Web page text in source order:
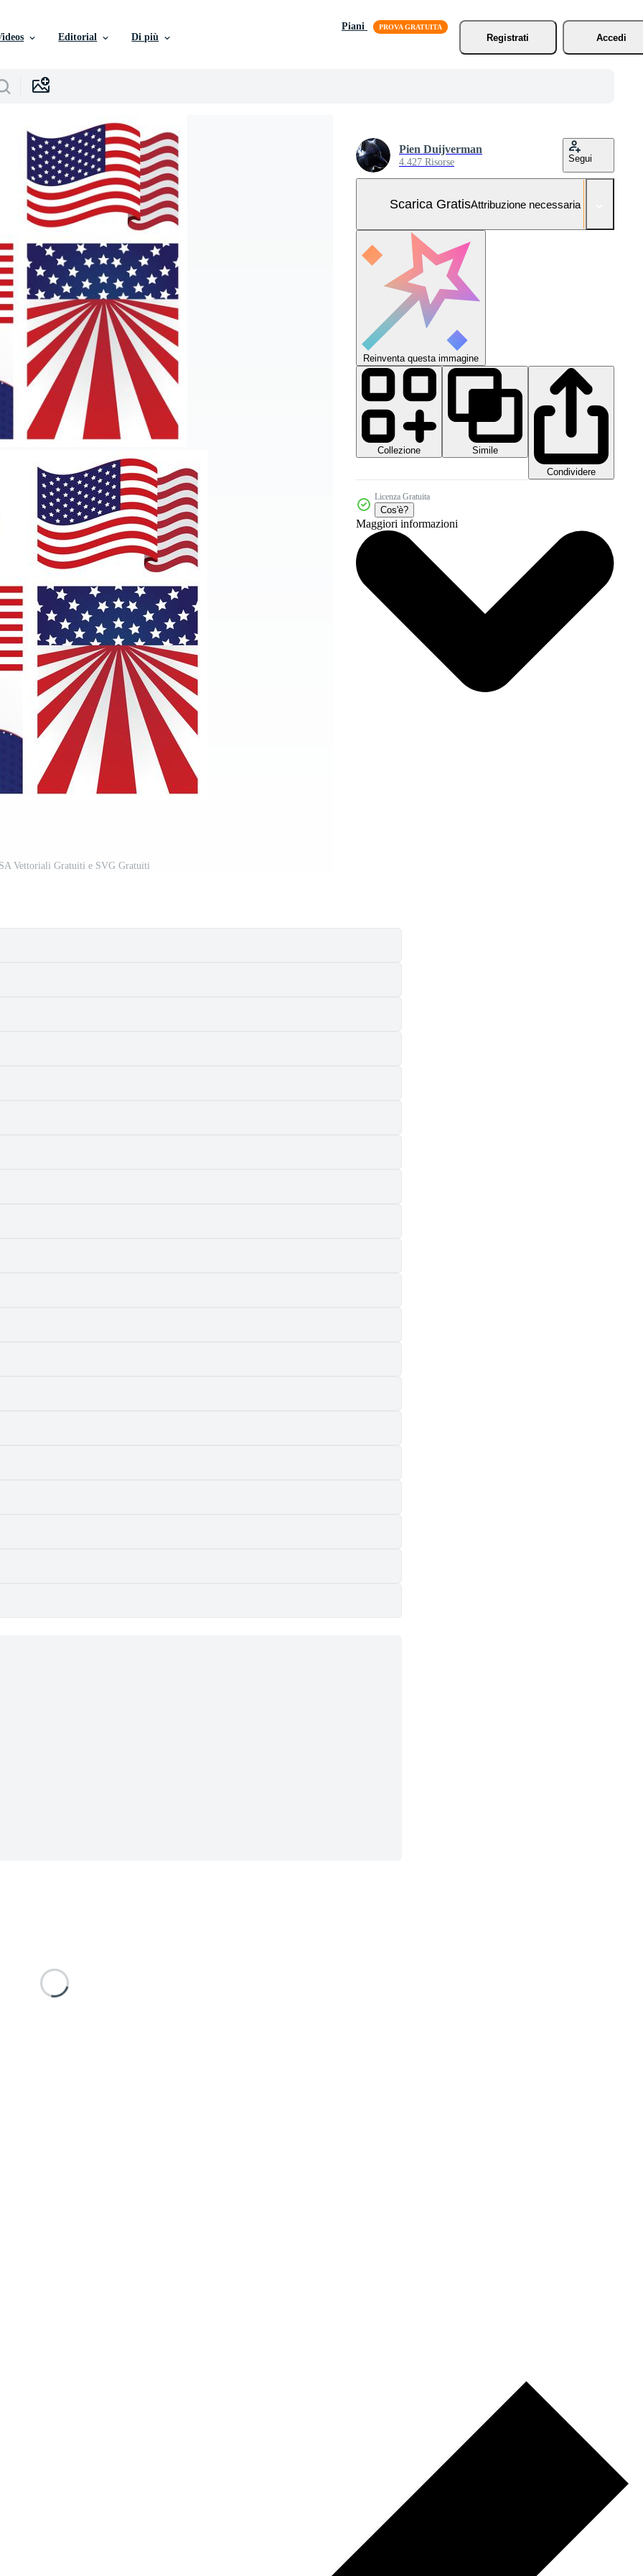
Editorial Di più
Piani
Registrati
Accedi
Vettoriali Gratuiti e SVG Gratuiti
Pien Duijverman
4.427 Risorse Segui
Scarica GratisAttribuzione necessaria
Reinventa questa immagine
Collezione
Simile
Condividere
Licenza Gratuita
Cos'è?
Maggiori informazioni